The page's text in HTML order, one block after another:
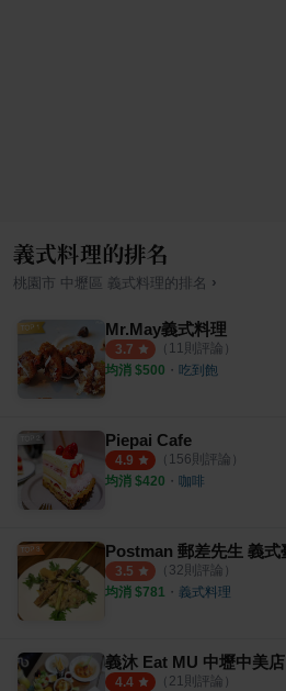
義式料理的排名
桃園市 中壢區 義式料理 的排名 ›
Mr.May義式料理
3.7 （ 11 則評論）
均消 $500 ・ 吃到飽
Piepai Cafe
4.9 （ 156則評論）
均消 $420 ・ 咖啡
3.5 （ 32則評論）
均消 $781 ・ 義式料理
義沐 Eat MU 中壢中美店
4.4 （ 21 則評論）